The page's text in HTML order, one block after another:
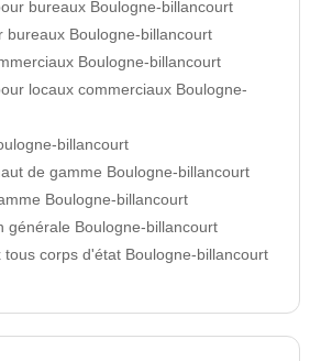
bureaux Boulogne-billancourt
bureaux Boulogne-billancourt
Boulogne-billancourt
locaux commerciaux Boulogne-
billancourt
de gamme Boulogne-billancourt
Boulogne-billancourt
générale Boulogne-billancourt
corps d'état Boulogne-billancourt